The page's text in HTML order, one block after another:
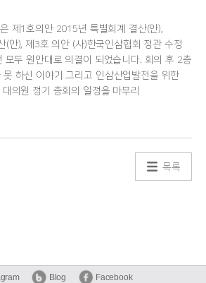
제1호의안 2015년 특별회계 결산(안),
(안), 제3호 의안 (사)한국인삼협회 정관 수정
모두 원안대로 의결이 되었습니다. 회의 후 2층
하신 이야기 그리고 인삼산업발전을 위한
의원 정기 총회의 일정을 마무리
목록
Blog Facebook